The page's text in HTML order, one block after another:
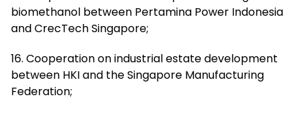
biomethanol between Pertamina Power Indonesia
and CrecTech Singapore;
16. Cooperation on industrial estate development
between HKI and the Singapore Manufacturing
Federation;